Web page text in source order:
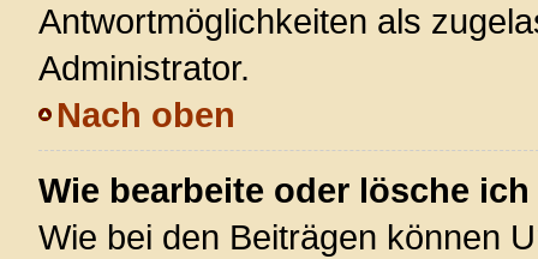
Antwortmöglichkeiten als
Administrator.
Nach oben
Wie bearbeite oder lösche
Wie bei den Beiträgen können